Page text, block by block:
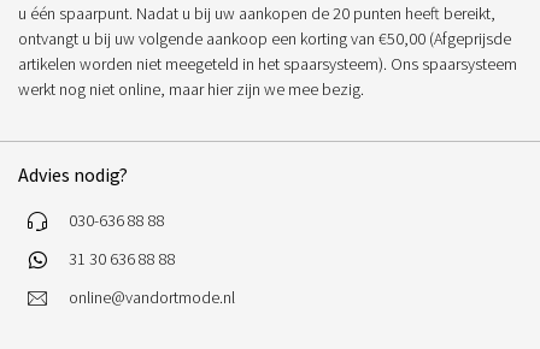
u één spaarpunt. Nadat u bij uw aankopen de 20 punten heeft bereikt,
ontvangt u bij uw volgende aankoop een korting van €50,00 (Afgeprijsde
artikelen worden niet meegeteld in het spaarsysteem). Ons spaarsysteem
werkt nog niet online, maar hier zijn we mee bezig.
Advies nodig?
030-636 88 88
31 30 636 88 88
online@vandortmode.nl